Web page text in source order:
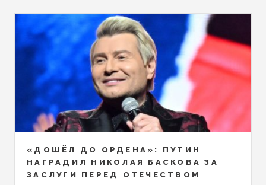
«ДОШЁЛ ДО ОРДЕНА»: ПУТИН
НАГРАДИЛ НИКОЛАЯ БАСКОВА ЗА
ЗАСЛУГИ ПЕРЕД ОТЕЧЕСТВОМ